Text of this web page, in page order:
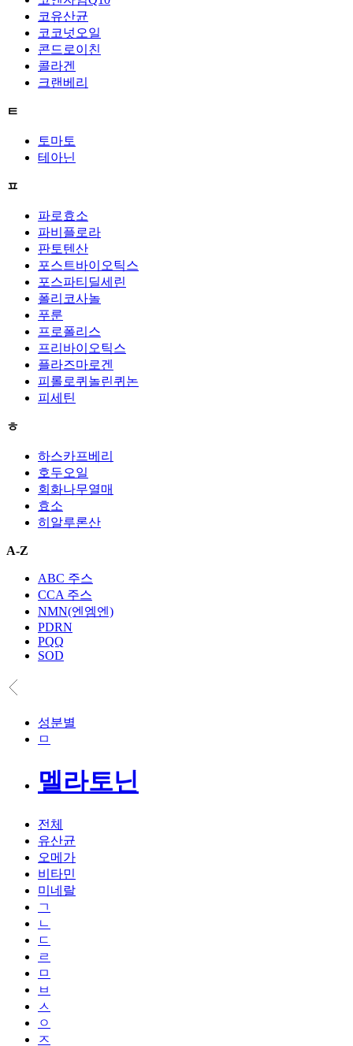
코유산균
코코넛오일
콘드로이친
콜라겐
크랜베리
ㅌ
토마토
테아닌
ㅍ
파로효소
파비플로라
판토텐산
포스트바이오틱스
포스파티딜세린
폴리코사놀
푸룬
프로폴리스
프리바이오틱스
플라즈마로겐
피롤로퀴놀린퀴논
피세틴
ㅎ
하스카프베리
호두오일
회화나무열매
효소
히알루론산
A-Z
ABC 주스
CCA 주스
NMN(엔엠엔)
PDRN
PQQ
SOD
성분별
ㅁ
멜라토닌
전체
유산균
오메가
비타민
미네랄
ㄱ
ㄴ
ㄷ
ㄹ
ㅁ
ㅂ
ㅅ
ㅇ
ㅈ